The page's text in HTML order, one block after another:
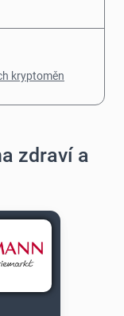
kryptoměn
zdraví a